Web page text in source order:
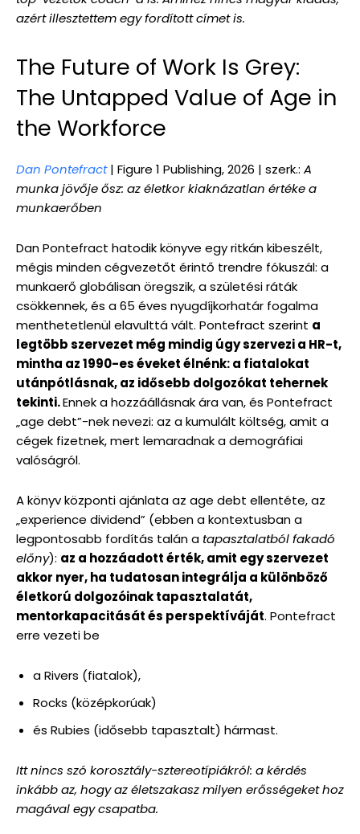
azért illesztettem egy fordított címet is.
The Future of Work Is Grey:
The Untapped Value of Age in
the Workforce
Dan Pontefract| Figure 1 Publishing, 2026 | szerk.: A
munka jövője ősz: az életkor kiaknázatlan értéke a
munkaerőben
Dan Pontefract hatodik könyve egy ritkán kibeszélt,
mégis minden cégvezetőt érintő trendre fókuszál: a
munkaerő globálisan öregszik, a születési ráták
csökkennek, és a 65 éves nyugdíjkorhatár fogalma
menthetetlenül elavulttá vált. Pontefract szerint a
legtöbb szervezet még mindig úgy szervezi a HR-t,
mintha az 1990-es éveket élnénk: a fiatalokat
utánpótlásnak, az idősebb dolgozókat tehernek
tekinti.Ennek a hozzáállásnak ára van, és Pontefract
„age debt”-nek nevezi: az a kumulált költség, amit a
cégek fizetnek, mert lemaradnak a demográfiai
valóságról.
A könyv központi ajánlata az age debt ellentéte, az
„experience dividend” (ebben a kontextusban a
legpontosabb fordítás talán a tapasztalatból fakadó
előny): az a hozzáadott érték, amit egy szervezet
akkor nyer, ha tudatosan integrálja a különböző
életkorú dolgozóinak tapasztalatát,
mentorkapacitását és perspektíváját. Pontefract
erre vezeti be
a Rivers (fiatalok),
Rocks (középkorúak)
és Rubies (idősebb tapasztalt) hármast.
Itt nincs szó korosztály-sztereotípiákról: a kérdés
inkább az, hogy az életszakasz milyen erősségeket hoz
magával egy csapatba.